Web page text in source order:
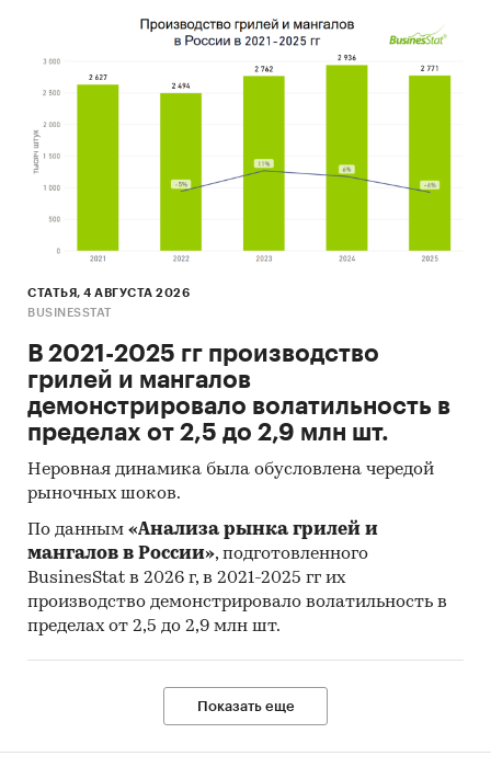
Россия
SAN-пластик
СТАТЬЯ, 4 АВГУСТА 2026
BUSINESSTAT
В 2021-2025 гг производство
грилей и мангалов
демонстрировало волатильность в
пределах от 2,5 до 2,9 млн шт.
Неровная динамика была обусловлена чередой
рыночных шоков.
По данным «Анализа рынка грилей и
мангалов в России», подготовленного
BusinesStat в 2026 г, в 2021-2025 гг их
производство демонстрировало волатильность в
пределах от 2,5 до 2,9 млн шт.
Показать еще